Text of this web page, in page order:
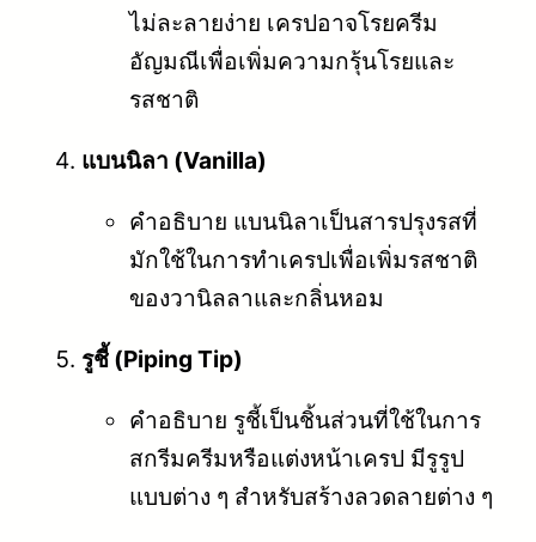
ไม่ละลายง่าย เครปอาจโรยครีม
อัญมณีเพื่อเพิ่มความกรุ้นโรยและ
รสชาติ
แบนนิลา (Vanilla)
คำอธิบาย แบนนิลาเป็นสารปรุงรสที่
มักใช้ในการทำเครปเพื่อเพิ่มรสชาติ
ของวานิลลาและกลิ่นหอม
รูชี้ (Piping Tip)
คำอธิบาย รูชี้เป็นชิ้นส่วนที่ใช้ในการ
สกรีมครีมหรือแต่งหน้าเครป มีรูรูป
แบบต่าง ๆ สำหรับสร้างลวดลายต่าง ๆ